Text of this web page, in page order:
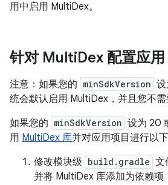
用中启用 MultiDex。
针对 MultiDex 配置应用
注意：如果您的 minSdkVersion
统会默认启用 MultiDex，并且您不需
如果您的 minSdkVersion 设为 20
用 MultiDex 库并对应用项目进行以下
修改模块级 build.gradle 文
并将 MultiDex 库添加为依赖项